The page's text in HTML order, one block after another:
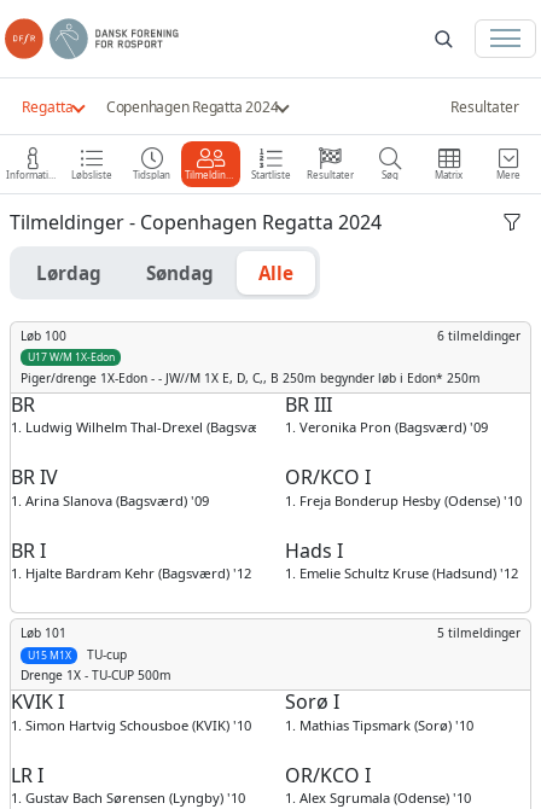
Regatta Copenhagen Regatta 2024 Resultater
Information Løbsliste Tidsplan Tilmeldinger Startliste Resultater Søg Matrix Mere
Tilmeldinger - Copenhagen Regatta 2024
Lørdag Søndag Alle
Løb 100 6 tilmeldinger
U17 W/M 1X-Edon
Piger/drenge 1X-Edon - - JW//M 1X E, D, C,, B 250m begynder løb i Edon* 250m
BR
1. Ludwig Wilhelm Thal-Drexel (Bagsværd) '12
BR III
1. Veronika Pron (Bagsværd) '09
BR IV
1. Arina Slanova (Bagsværd) '09
OR/KCO I
1. Freja Bonderup Hesby (Odense) '10
BR I
1. Hjalte Bardram Kehr (Bagsværd) '12
Hads I
1. Emelie Schultz Kruse (Hadsund) '12
Løb 101
TU-cup
5 tilmeldinger
U15 M1X
Drenge 1X - TU-CUP 500m
KVIK I
1. Simon Hartvig Schousboe (KVIK) '10
Sorø I
1. Mathias Tipsmark (Sorø) '10
LR I
1. Gustav Bach Sørensen (Lyngby) '10
OR/KCO I
1. Alex Sgrumala (Odense) '10